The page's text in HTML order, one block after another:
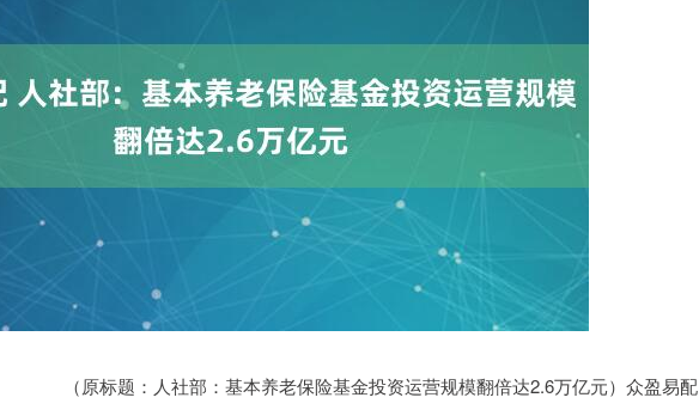
（原标题：人社部：基本养老保险基金投资运营规模翻倍达2.6万亿元）众盈易配
200.89 1.42% 沪深300 4694.44 43.13 0.93%